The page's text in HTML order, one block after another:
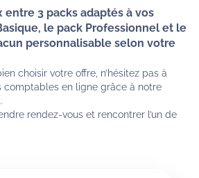
entre 3 packs adaptés à vos
le pack Professionnel et le
personnalisable selon votre
choisir votre offre, n’hésitez pas à
comptables en ligne grâce à notre
rendez-vous et rencontrer l’un de